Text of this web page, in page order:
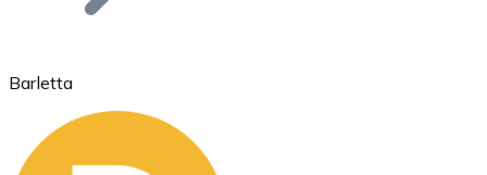
Barletta